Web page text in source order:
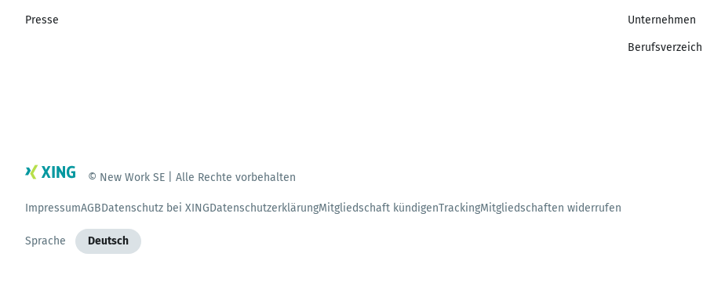
Presse Unternehmen
© New Work SE | Alle Rechte vorbehalten
ImpressumAGBDatenschutz bei XINGDatenschutzerklärungMitgliedschaft kündigenTrackingMitgliedschaften widerrufen
Sprache Deutsch